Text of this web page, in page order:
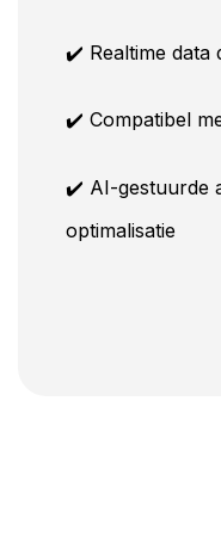
✔️ Realtime data
✔️ Compatibel
✔️ AI-gestuurde
optimalisatie